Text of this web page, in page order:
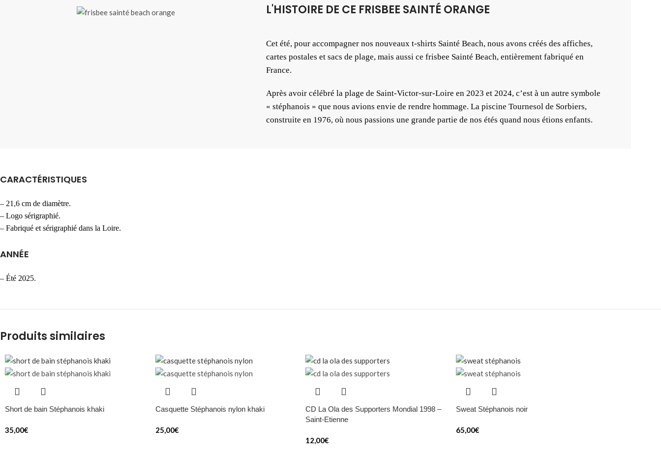
L'HISTOIRE DE CE FRISBEE SAINTÉ ORANGE
Cet été, pour accompagner nos nouveaux t-shirts Sainté Beach, nous avons créés des affiches,
cartes postales et sacs de plage, mais aussi ce frisbee Sainté Beach, entièrement fabriqué en
France.
Après avoir célébré la plage de Saint-Victor-sur-Loire en 2023 et 2024, c’est à un autre symbole
« stéphanois » que nous avions envie de rendre hommage. La piscine Tournesol de Sorbiers,
construite en 1976, où nous passions une grande partie de nos étés quand nous étions enfants.
CARACTÉRISTIQUES
– 21,6 cm de diamètre.
– Logo sérigraphié.
– Fabriqué et sérigraphié dans la Loire.
ANNÉE
– Été 2025.
Produits similaires
Short de bain Stéphanois khaki
35,00€
Casquette Stéphanois nylon khaki
25,00€
CD La Ola des Supporters Mondial 1998 –
Saint-Etienne
12,00€
Sweat Stéphanois noir
65,00€